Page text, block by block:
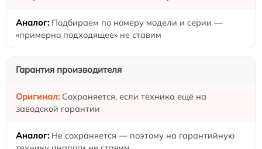
Подбираем по номеру модели и серии —
«примерно подходящее» не ставим
Гарантия производителя
Сохраняется, если техника ещё на
заводской гарантии
Не сохраняется — поэтому на гарантийную